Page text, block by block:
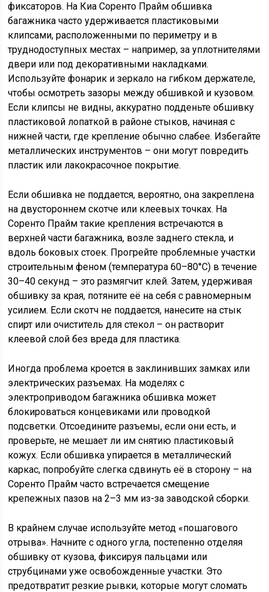
фиксаторов. На Киа Соренто Прайм обшивка
багажника часто удерживается пластиковыми
клипсами, расположенными по периметру и в
труднодоступных местах – например, за уплотнителями
двери или под декоративными накладками.
Используйте фонарик и зеркало на гибком держателе,
чтобы осмотреть зазоры между обшивкой и кузовом.
Если клипсы не видны, аккуратно подденьте обшивку
пластиковой лопаткой в районе стыков, начиная с
нижней части, где крепление обычно слабее. Избегайте
металлических инструментов – они могут повредить
пластик или лакокрасочное покрытие.
Если обшивка не поддается, вероятно, она закреплена
на двустороннем скотче или клеевых точках. На
Соренто Прайм такие крепления встречаются в
верхней части багажника, возле заднего стекла, и
вдоль боковых стоек. Прогрейте проблемные участки
строительным феном (температура 60–80°C) в течение
30–40 секунд – это размягчит клей. Затем, удерживая
обшивку за края, потяните её на себя с равномерным
усилием. Если скотч не поддается, нанесите на стык
спирт или очиститель для стекол – он растворит
клеевой слой без вреда для пластика.
Иногда проблема кроется в заклинивших замках или
электрических разъемах. На моделях с
электроприводом багажника обшивка может
блокироваться концевиками или проводкой
подсветки. Отсоедините разъемы, если они есть, и
проверьте, не мешает ли им снятию пластиковый
кожух. Если обшивка упирается в металлический
каркас, попробуйте слегка сдвинуть её в сторону – на
Соренто Прайм часто встречается смещение
крепежных пазов на 2–3 мм из-за заводской сборки.
В крайнем случае используйте метод «пошагового
отрыва». Начните с одного угла, постепенно отделяя
обшивку от кузова, фиксируя пальцами или
струбцинами уже освобожденные участки. Это
предотвратит резкие рывки, которые могут сломать